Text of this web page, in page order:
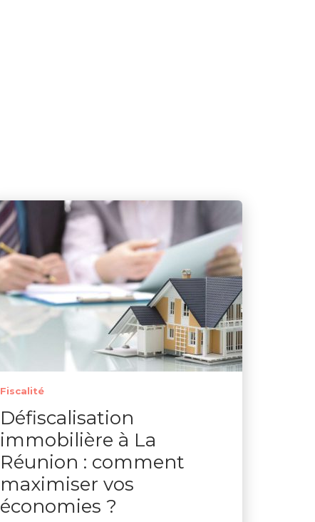
Fiscalité
Défiscalisation
immobilière à La
Réunion : comment
maximiser vos
économies ?